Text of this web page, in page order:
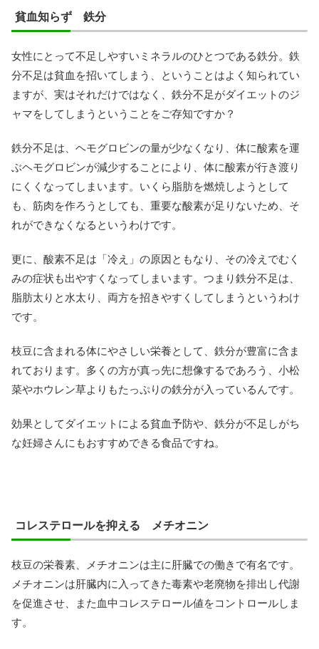
貧血知らず 鉄分
女性にとって不足しやすいミネラルのひとつである鉄分。鉄
分不足は貧血を招いてしまう、ということはよく知られてい
ますが、実はそれだけではなく、鉄分不足がダイエットのジ
ャマをしてしまうということをご存知ですか？
鉄分不足は、ヘモグロビンの量が少なくなり、体に酸素を運
ぶヘモグロビンが減少することにより、体に酸素が行き渡り
にくくなってしまいます。いくら脂肪を燃焼しようとして
も、筋肉を作ろうとしても、重要な酸素が足りないため、そ
れができなくなるというわけです。
更に、酸素不足は「冷え」の原因ともなり、その冷えでむく
みの症状も出やすくなってしまいます。つまり鉄分不足は、
脂肪太りと水太り、両方を招きやすくしてしまうというわけ
です。
枝豆に含まれる体にやさしい栄養として、鉄分が豊富に含ま
れております。多くの方が真っ先に想像するであろう、小松
菜やホウレン草よりもたっぷりの鉄分が入っているんです。
効果としてダイエットによる貧血予防や、鉄分が不足しがち
な妊婦さんにもおすすめできる食品ですね。
コレステロールを抑える メチオニン
枝豆の栄養素、メチオニンは主に肝臓での働きで有名です。
メチオニンは肝臓内に入ってきた毒素や老廃物を排出し代謝
を促進させ、また血中コレステロール値をコントロールしま
す。